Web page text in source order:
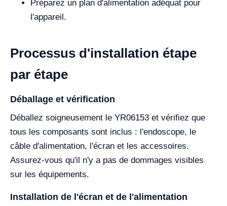
Préparez un plan d'alimentation adéquat pour
l'appareil.
Processus d'installation étape
par étape
Déballage et vérification
Déballez soigneusement le YR06153 et vérifiez que
tous les composants sont inclus : l'endoscope, le
câble d'alimentation, l'écran et les accessoires.
Assurez-vous qu'il n'y a pas de dommages visibles
sur les équipements.
Installation de l'écran et de l'alimentation